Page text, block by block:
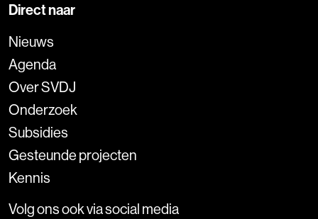
Direct naar
Nieuws
Agenda
Over SVDJ
Onderzoek
Subsidies
Gesteunde projecten
Kennis
Volg ons ook via social media